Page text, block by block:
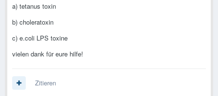
a) tetanus toxin
b) choleratoxin
c) e.coli LPS toxine
vielen dank für eure hilfe!
Zitieren